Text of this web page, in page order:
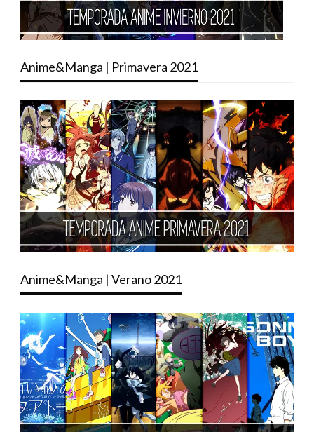
Anime&Manga | Primavera 2021
Anime&Manga | Verano 2021